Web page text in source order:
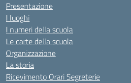
Presentazione
I luoghi
I numeri della scuola
Le carte della scuola
Organizzazione
La storia
Ricevimento Orari Segreterie